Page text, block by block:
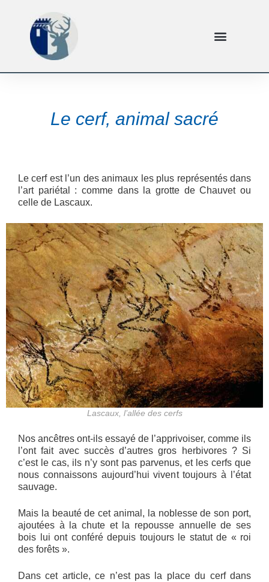
Le cerf, animal sacré
Le cerf est l’un des animaux les plus représentés dans
l’art pariétal : comme dans la grotte de Chauvet ou
celle de Lascaux.
Lascaux, l’allée des cerfs
Nos ancêtres ont-ils essayé de l’apprivoiser, comme ils
l’ont fait avec succès d’autres gros herbivores ? Si
c’est le cas, ils n’y sont pas parvenus, et les cerfs que
nous connaissons aujourd’hui vivent toujours à l’état
sauvage.
Mais la beauté de cet animal, la noblesse de son port,
ajoutées à la chute et la repousse annuelle de ses
bois lui ont conféré depuis toujours le statut de « roi
des forêts ».
Dans cet article, ce n’est pas la place du cerf dans